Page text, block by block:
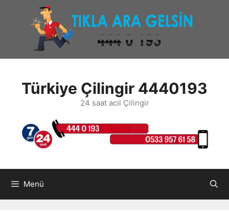
Türkiye Çilingir 4440193
24 saat acil Çilingir
Menü